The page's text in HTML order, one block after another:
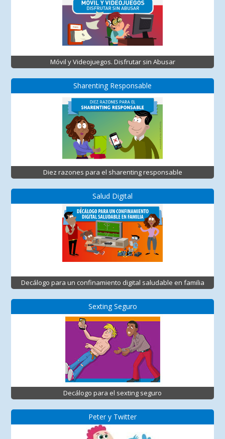
Móvil y Videojuegos. Disfrutar sin Abusar
Sharenting Responsable
Diez razones para el sharenting responsable
Salud Digital
Decálogo para un confinamiento digital saludable en familia
Sexting Seguro
Decálogo para el sexting seguro
Peter y Twitter